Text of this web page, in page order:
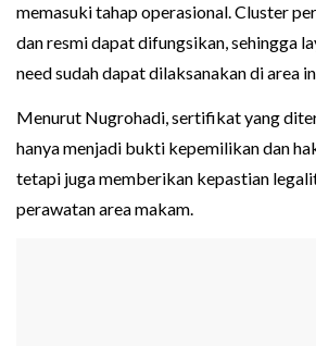
memasuki tahap operasional. Cluster
dan resmi dapat difungsikan, sehingga
need sudah dapat dilaksanakan di area
Menurut Nugrohadi, sertifikat yang
hanya menjadi bukti kepemilikan dan
tetapi juga memberikan kepastian
perawatan area makam.